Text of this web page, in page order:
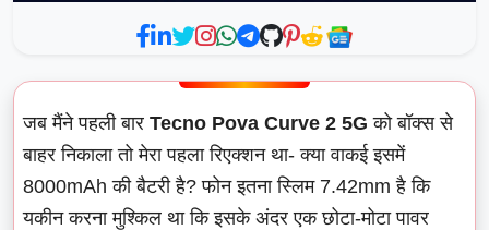
जब मैंने पहली बार Tecno Pova Curve 2 5G को बॉक्स से
बाहर निकाला तो मेरा पहला रिएक्शन था- क्या वाकई इसमें
8000mAh की बैटरी है? फोन इतना स्लिम 7.42mm है कि
यकीन करना मुश्किल था कि इसके अंदर एक छोटा-मोटा पावर